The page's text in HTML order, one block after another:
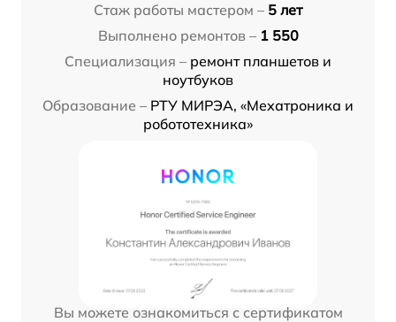
Стаж работы мастером – 5 лет
Выполнено ремонтов – 1 550
Специализация – ремонт планшетов и
ноутбуков
Образование – РТУ МИРЭА, «Мехатроника и
робототехника»
Вы можете ознакомиться с сертификатом